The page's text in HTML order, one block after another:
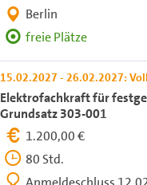
Berlin
freie Plätze
15.02.2027 - 26.02.2027:
Elektrofachkraft für
Grundsatz 303-001
1.200,00 €
80 Std.